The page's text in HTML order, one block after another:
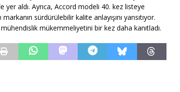
yer aldı. Ayrıca, Accord modeli 40. kez listeye
sürdürülebilir kalite anlayışını yansıtıyor.
mükemmeliyetini bir kez daha kanıtladı.